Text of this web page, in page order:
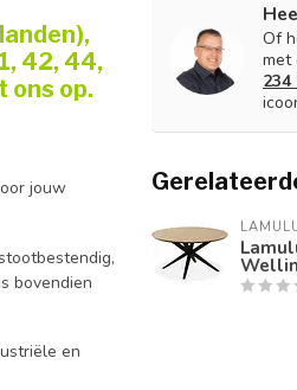
42, 44,
ons op.
jouw
bovendien
en
Of
met
234